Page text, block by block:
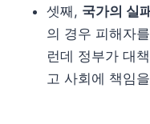
셋째, 국가의 실
의 경우 피해자
런데 정부가 대
고 사회에 책임